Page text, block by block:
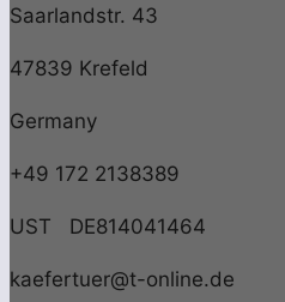
Saarlandstr. 43
47839 Krefeld
Germany
+49 172 2138389
UST DE814041464
kaefertuer@t-online.de